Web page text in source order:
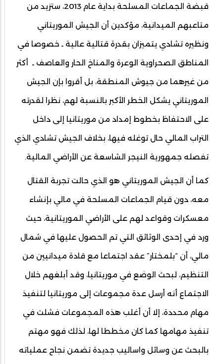
قبضة الجماعات المسلحة بداية عام 2013، ستزيد من
متاعبهم الميدانية، مؤكدين أن الجيش الموريتاني
ونظيره تشادي يتميزان بقدرة قتالية عالية ـ خصوصا في
المناطق الصحراوية الوعرة والمناخ الحار والعاصف ـ أكثر
من غيرهما من جيوش المنطقة، بل أقروا بإن الجيش
الموريتاني يشكل الخطر الأكبر بالنسبة لهم، نظرا لقدرته
على الاحتفاظ بخطوط إمداد من موريتانيا إلى داخل
التراب المالي حال توغله فيها، بخلاف الجيش تشادي الذي
تفصله جمهورية النيجر الشاسعة عن الأراضي المالية.
كما أن الجيش الموريتاني هو الذي حالت تجربة القتال
معه، دون قيام الجماعات المسلحة في مالي بإنشاء
معسكرات وقواعد لهم على الأراضي الموريتانية، حيث
ورد في إحدى الوثائق التي تم الحصول عليها في شمال
مالي، أن “بلمختار” عقد اجتماعا مع قادة ميدانيين من
التنظيم، لبحث الوضع في موريتانيا، وقد أبلغهم خلال
الاجتماع أنه أرسل عدة مجموعات إلى موريتانيا لتنفيذ
مهام محددة، إلا أن أغلب هذه المجموعات فشلت في
تنفيذ مهامها كما كان مخططا لها، لذلك فهو مهتم
بالبحث عن وسائل واساليب جديدة تضمن نجاح عملياته